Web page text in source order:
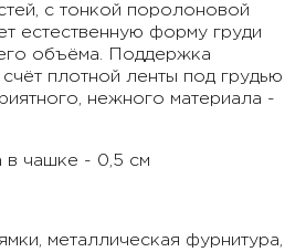
с тонкой поролоновой
естественную форму груди
объёма. Поддержка
плотной ленты под грудью
нежного материала -
чашке - 0,5 см
металлическая фурнитура,